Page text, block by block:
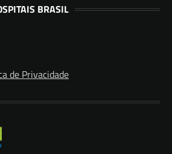
BRASIL
de Privacidade